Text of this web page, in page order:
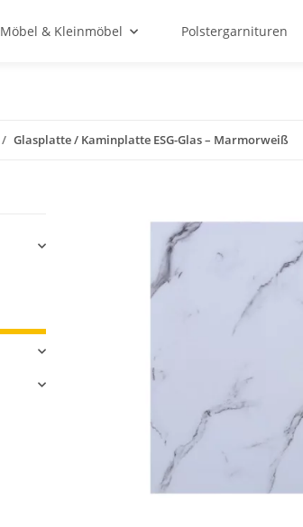
Möbel & Kleinmöbel Polstergarnituren
Glasplatte / Kaminplatte ESG-Glas – Marmorweiß